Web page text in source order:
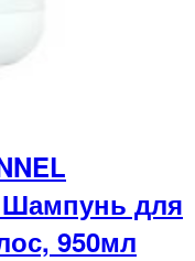
Шампунь для
950мл